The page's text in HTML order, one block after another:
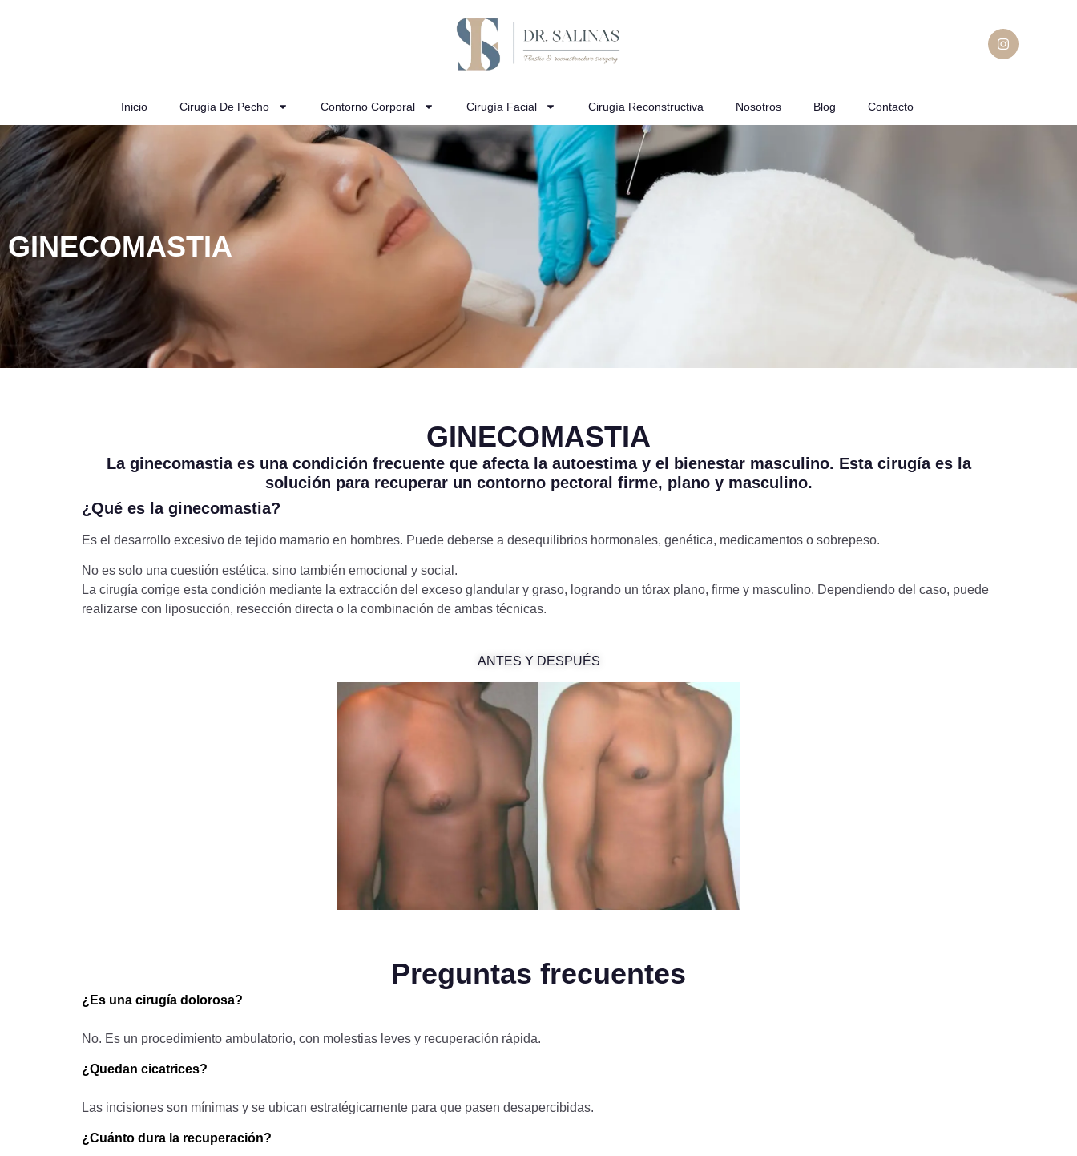
Inicio Cirugía De Pecho Contorno Corporal Cirugía Facial Cirugía Reconstructiva Nosotros Blog Contacto
GINECOMASTIA
GINECOMASTIA
La ginecomastia es una condición frecuente que afecta la autoestima y el bienestar masculino. Esta cirugía es la
solución para recuperar un contorno pectoral firme, plano y masculino.
¿Qué es la ginecomastia?
Es el desarrollo excesivo de tejido mamario en hombres. Puede deberse a desequilibrios hormonales, genética, medicamentos o sobrepeso.
No es solo una cuestión estética, sino también emocional y social.
La cirugía corrige esta condición mediante la extracción del exceso glandular y graso, logrando un tórax plano, firme y masculino. Dependiendo del caso, puede
realizarse con liposucción, resección directa o la combinación de ambas técnicas.
ANTES Y DESPUÉS
Preguntas frecuentes
¿Es una cirugía dolorosa?
No. Es un procedimiento ambulatorio, con molestias leves y recuperación rápida.
¿Quedan cicatrices?
Las incisiones son mínimas y se ubican estratégicamente para que pasen desapercibidas.
¿Cuánto dura la recuperación?